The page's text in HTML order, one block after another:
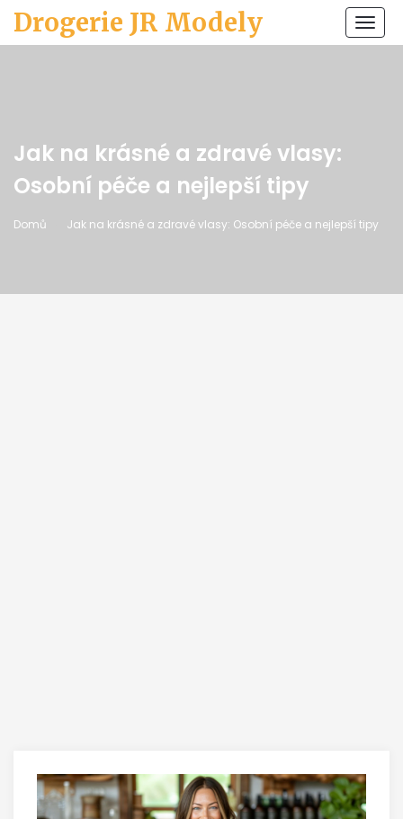
Drogerie JR Modely
Jak na krásné a zdravé vlasy:
Osobní péče a nejlepší tipy
Domů Jak na krásné a zdravé vlasy: Osobní péče a nejlepší tipy